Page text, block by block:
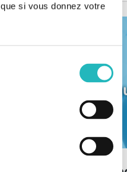
si vous donnez votre